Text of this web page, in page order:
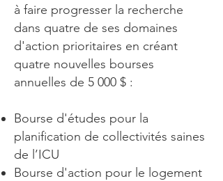
à faire progresser la recherche
dans quatre de ses domaines
d'action prioritaires en créant
quatre nouvelles bourses
annuelles de 5 000 $ :
Bourse d'études pour la
planification de collectivités saines
de l’ICU
Bourse d'action pour le logement